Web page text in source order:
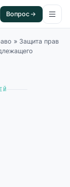
Вопрос
» Защита прав